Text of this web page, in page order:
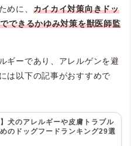
めに、 カイカイ対策向きドッ
できるかゆみ対策を獣医師監
ギーであり、アレルゲンを避
は以下の記事がおすすめで
】犬のアレルギーや皮膚トラブル
のドッグフードランキング29選